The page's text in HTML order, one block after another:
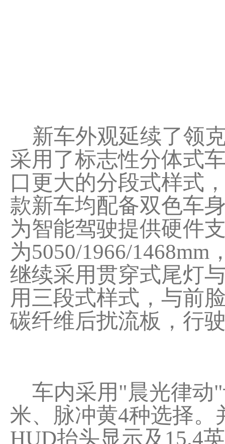
新车外观延续了领
采用了标志性分体式
口更大的分段式样式
款新车均配备双色车
为智能驾驶提供硬件
为5050/1966/
继续采用贯穿式尾灯
用三段式样式，与前
碳纤维后扰流板，行
车内采用"晨光律动"
米、脉冲黄4种选择。
HUD抬头显示及15.4